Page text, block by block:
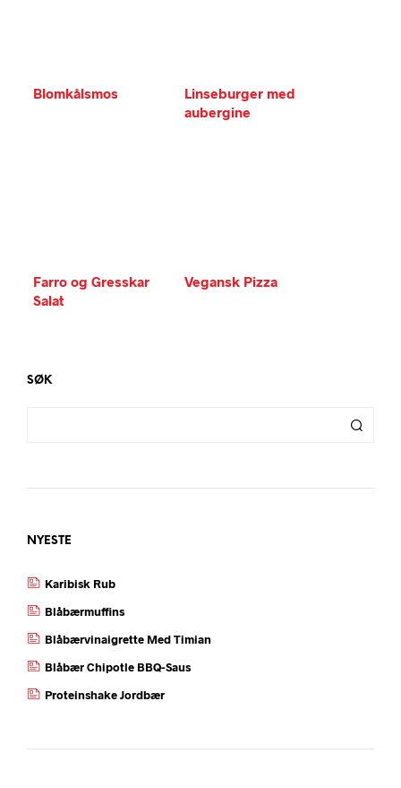
Blomkålsmos
Linseburger med
aubergine
Farro og Gresskar
Salat
Vegansk Pizza
SØK
NYESTE
Karibisk Rub
Blåbærmuffins
Blåbærvinaigrette Med Timian
Blåbær Chipotle BBQ-Saus
Proteinshake Jordbær